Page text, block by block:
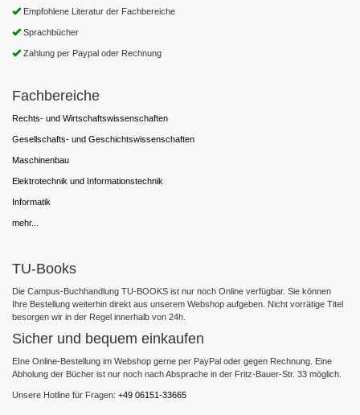
Empfohlene Literatur der Fachbereiche
Sprachbücher
Zahlung per Paypal oder Rechnung
Fachbereiche
Rechts- und Wirtschaftswissenschaften
Gesellschafts- und Geschichtswissenschaften
Maschinenbau
Elektrotechnik und Informationstechnik
Informatik
mehr...
TU-Books
Die Campus-Buchhandlung TU-BOOKS ist nur noch Online verfügbar. Sie können
Ihre Bestellung weiterhin direkt aus unserem Webshop aufgeben. Nicht vorrätige Titel
besorgen wir in der Regel innerhalb von 24h.
Sicher und bequem einkaufen
EIne Online-Bestellung im Webshop gerne per PayPal oder gegen Rechnung. Eine
Abholung der Bücher ist nur noch nach Absprache in der Fritz-Bauer-Str. 33 möglich.
Unsere Hotline für Fragen: +49 06151-33665